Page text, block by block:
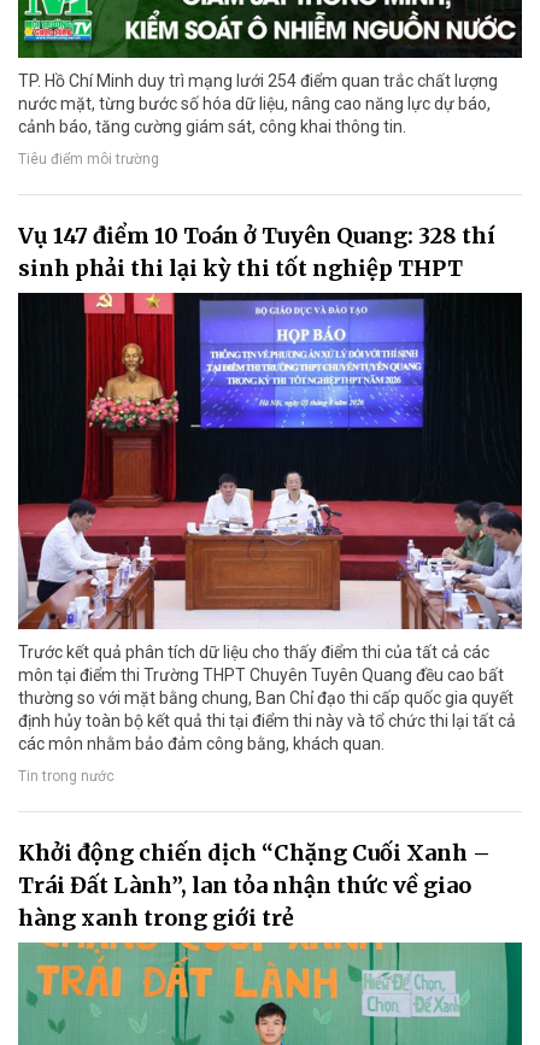
TP. Hồ Chí Minh duy trì mạng lưới 254 điểm quan trắc chất lượng
nước mặt, từng bước số hóa dữ liệu, nâng cao năng lực dự báo,
cảnh báo, tăng cường giám sát, công khai thông tin.
Tiêu điểm môi trường
Vụ 147 điểm 10 Toán ở Tuyên Quang: 328 thí
sinh phải thi lại kỳ thi tốt nghiệp THPT
Trước kết quả phân tích dữ liệu cho thấy điểm thi của tất cả các
môn tại điểm thi Trường THPT Chuyên Tuyên Quang đều cao bất
thường so với mặt bằng chung, Ban Chỉ đạo thi cấp quốc gia quyết
định hủy toàn bộ kết quả thi tại điểm thi này và tổ chức thi lại tất cả
các môn nhằm bảo đảm công bằng, khách quan.
Tin trong nước
Khởi động chiến dịch “Chặng Cuối Xanh –
Trái Đất Lành”, lan tỏa nhận thức về giao
hàng xanh trong giới trẻ